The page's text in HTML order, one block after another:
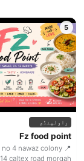
5
راولپنڈی
Fz food point
no 4 nawaz colony
caltex road morgah